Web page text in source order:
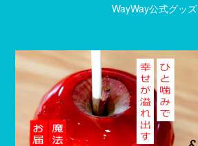
WayWay公式グッズ